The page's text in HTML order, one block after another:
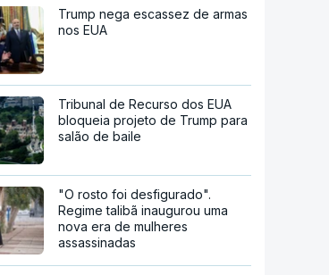
Trump nega escassez de armas
nos EUA
Tribunal de Recurso dos EUA
bloqueia projeto de Trump para
salão de baile
"O rosto foi desfigurado".
Regime talibã inaugurou uma
nova era de mulheres
assassinadas